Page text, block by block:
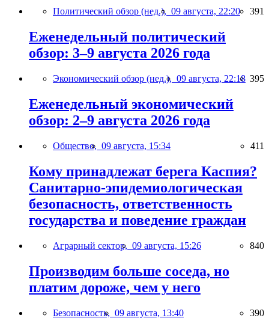
Политический обзор (нед.), 09 августа, 22:20 391
Еженедельный политический
обзор: 3–9 августа 2026 года
Экономический обзор (нед.), 09 августа, 22:18 395
Еженедельный экономический
обзор: 2–9 августа 2026 года
Общество, 09 августа, 15:34 411
Кому принадлежат берега Каспия?
Санитарно-эпидемиологическая
безопасность, ответственность
государства и поведение граждан
Аграрный сектор, 09 августа, 15:26 840
Производим больше соседа, но
платим дороже, чем у него
Безопасность, 09 августа, 13:40 390